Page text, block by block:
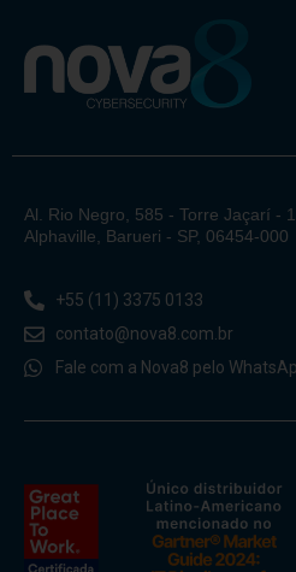
Al. Rio Negro, 585 - Torre Jaçarí -
Alphaville, Barueri - SP, 06454-000
+55 (11) 3375 0133
contato@nova8.com.br
Fale com a Nova8 pelo